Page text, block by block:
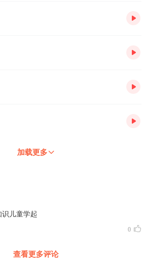
加载更多
儿童学起
0
查看更多评论